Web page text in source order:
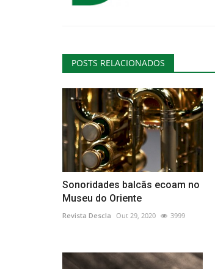
POSTS RELACIONADOS
Sonoridades balcãs ecoam no
Museu do Oriente
Revista Descla Out 29, 2020 3999